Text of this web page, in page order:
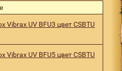
Vibrax UV BFU3 цвет CSBTU
Vibrax UV BFU5 цвет CSBTU